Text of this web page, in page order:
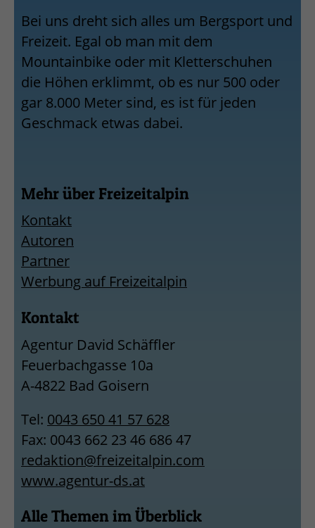
Bei uns dreht sich alles um Bergsport und
Freizeit. Egal ob man mit dem
Mountainbike oder mit Kletterschuhen
die Höhen erklimmt, ob es nur 500 oder
gar 8.000 Meter sind, es ist für jeden
Geschmack etwas dabei.
Mehr über Freizeitalpin
Kontakt
Autoren
Partner
Werbung auf Freizeitalpin
Kontakt
Agentur David Schäffler
Feuerbachgasse 10a
A-4822 Bad Goisern
Tel: 0043 650 41 57 628
Fax: 0043 662 23 46 686 47
redaktion@freizeitalpin.com
www.agentur-ds.at
Alle Themen im Überblick